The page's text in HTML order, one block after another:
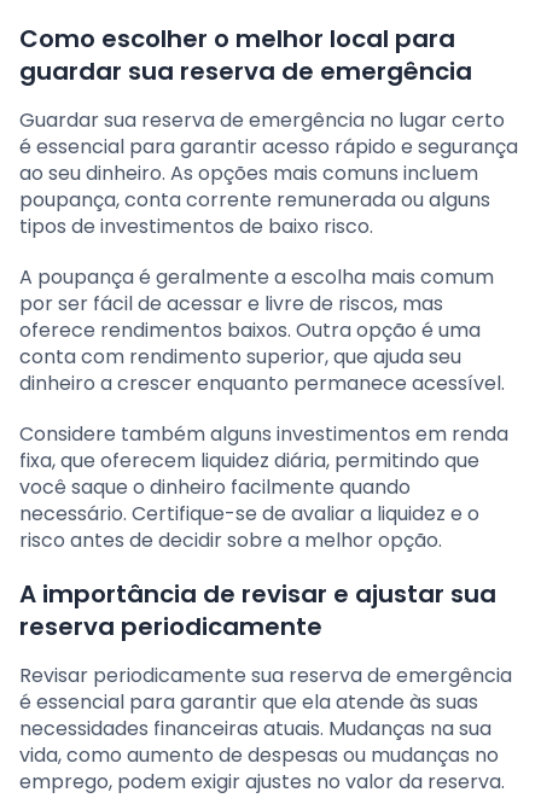
Como escolher o melhor local para
guardar sua reserva de emergência
Guardar sua reserva de emergência no lugar certo
é essencial para garantir acesso rápido e segurança
ao seu dinheiro. As opções mais comuns incluem
poupança, conta corrente remunerada ou alguns
tipos de investimentos de baixo risco.
A poupança é geralmente a escolha mais comum
por ser fácil de acessar e livre de riscos, mas
oferece rendimentos baixos. Outra opção é uma
conta com rendimento superior, que ajuda seu
dinheiro a crescer enquanto permanece acessível.
Considere também alguns investimentos em renda
fixa, que oferecem liquidez diária, permitindo que
você saque o dinheiro facilmente quando
necessário. Certifique-se de avaliar a liquidez e o
risco antes de decidir sobre a melhor opção.
A importância de revisar e ajustar sua
reserva periodicamente
Revisar periodicamente sua reserva de emergência
é essencial para garantir que ela atende às suas
necessidades financeiras atuais. Mudanças na sua
vida, como aumento de despesas ou mudanças no
emprego, podem exigir ajustes no valor da reserva.